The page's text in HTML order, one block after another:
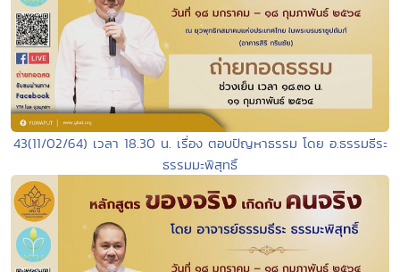
43(11/02/64) เวลา 18.30 น. เรื่อง ตอบปัญหาธรรม โดย อ.ธรรมธีระ
ธรรมมะพิสุทธิ์